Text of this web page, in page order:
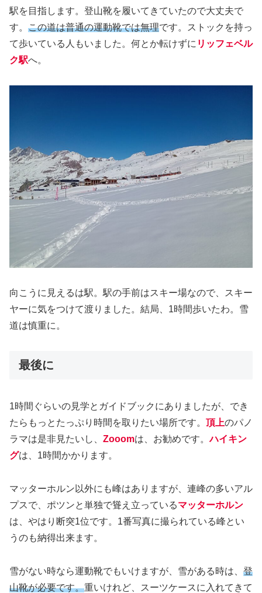
駅を目指します。登山靴を履いてきていたので大丈夫で
す。 この道は普通の運動靴では無理です。ストックを持っ
て歩いている人もいました。何とか転けずに リッフェベル
ク駅へ。
向こうに見えるは駅。駅の手前はスキー場なので、スキー
ヤーに気をつけて渡りました。結局、1時間歩いたわ。雪
道は慎重に。
最後に
1時間ぐらいの見学とガイドブックにありましたが、でき
たらもっとたっぷり時間を取りたい場所です。 頂上のパノ
ラマは是非見たいし、 Zooomは、お勧めです。ハイキン
グは、1時間かかります。
マッターホルン以外にも峰はありますが、連峰の多いアル
プスで、ポツンと単独で聳え立っているマッターホルン
は、やはり断突1位です。1番写真に撮られている峰とい
うのも納得出来ます。
雪がない時なら運動靴でもいけますが、雪がある時は、 登
山靴が必要です。重いけれど、スーツケースに入れてきて